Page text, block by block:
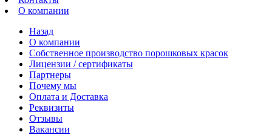
О компании
Назад
О компании
Собственное производство порошковых красок
Лицензии / сертификаты
Партнеры
Почему мы
Оплата и Доставка
Реквизиты
Отзывы
Вакансии